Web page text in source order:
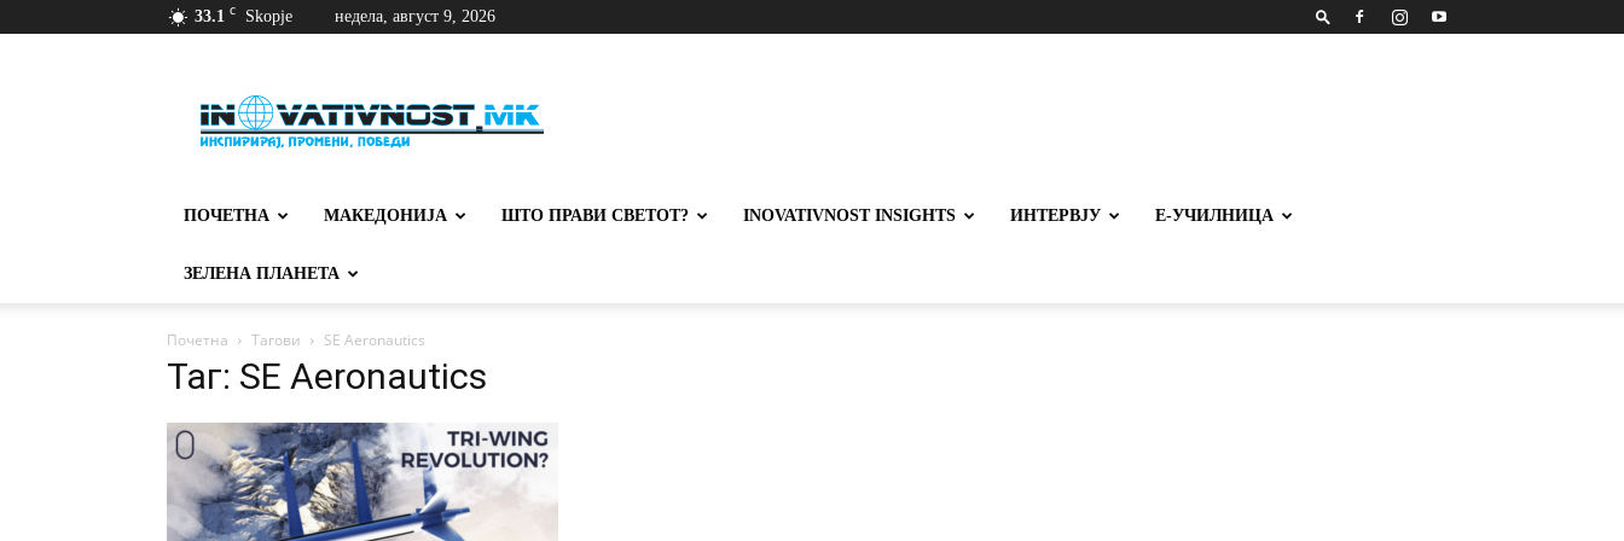
33.1 C Skopje недела, август 9, 2026
ПОЧЕТНА МАКЕДОНИЈА ШТО ПРАВИ СВЕТОТ? INOVATIVNOST INSIGHTS ИНТЕРВЈУ Е-УЧИЛНИЦА
ЗЕЛЕНА ПЛАНЕТА
Почетна Тагови SE Aeronautics
Таг: SE Aeronautics